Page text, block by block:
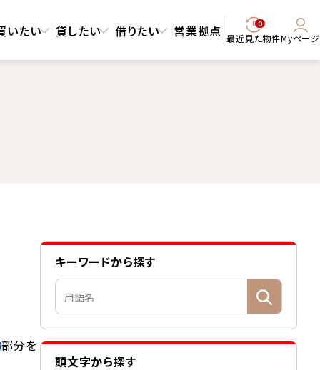
いたい 貸したい 借りたい 営業拠点 0
最近見た物件Myページ
キーワードから探す
頭文字から探す
部分を